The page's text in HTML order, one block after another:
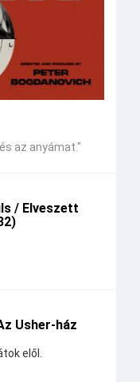
az anyámat."
/ Elveszett
Usher-ház
elől.